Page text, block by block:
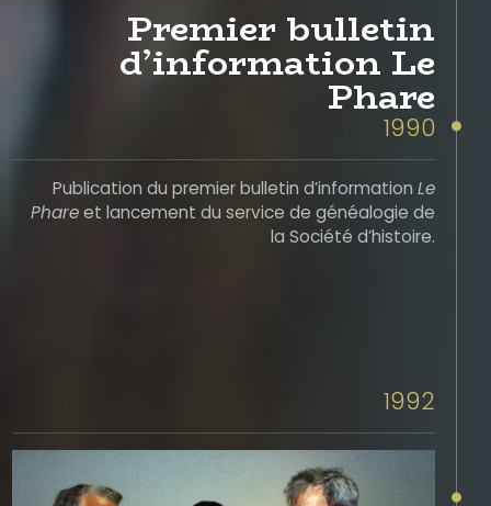
Premier bulletin
d’information Le
Phare
1990
Publication du premier bulletin d’information Le
Phareet lancement du service de généalogie de
la Société d’histoire.
1992